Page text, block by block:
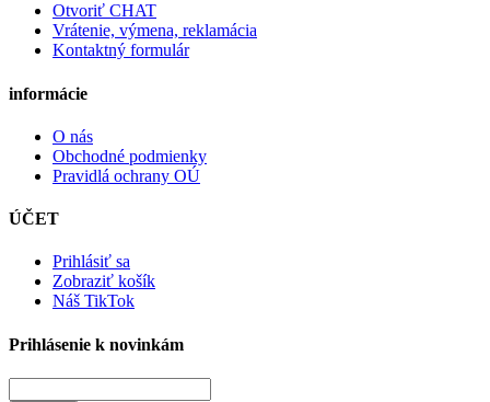
Otvoriť CHAT
Vrátenie, výmena, reklamácia
Kontaktný formulár
informácie
O nás
Obchodné podmienky
Pravidlá ochrany OÚ
ÚČET
Prihlásiť sa
Zobraziť košík
Náš TikTok
Prihlásenie k novinkám